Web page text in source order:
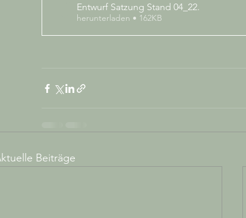
Entwurf Satzung Stand 04_22.
herunterladen • 162KB
Beiträge